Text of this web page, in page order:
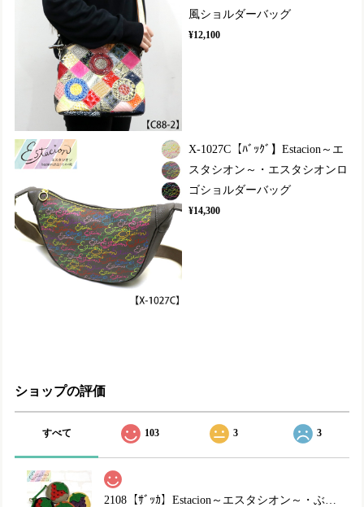
風ショルダーバッグ
¥12,100
X-1027C【ﾊﾞｯｸﾞ】Estacion～エ
スタシオン～・エスタシオンロ
ゴショルダーバッグ
¥14,300
ショップの評価
すべて 103 3 3